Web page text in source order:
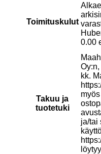
Toimituskulut
0.00
Takuu ja
tuotetuki
kk.
ja/tai